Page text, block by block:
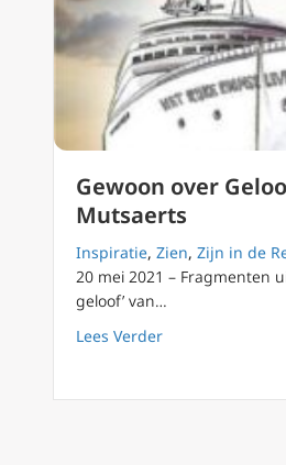
Gewoon over
Mutsaerts
Inspiratie, Zien, Zijn in de
20 mei 2021 – Fragmenten
geloof’ van…
Lees Verderabout Gewoon